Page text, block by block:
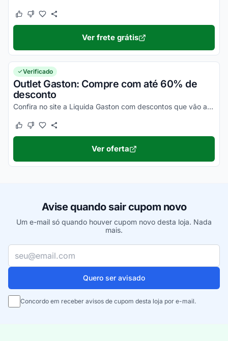
Este cupom funcionou
Este cupom não funcionou
Ver frete grátis
Verificado
Outlet Gaston: Compre com até 60% de
desconto
Confira no site a Liquida Gaston com descontos que vão até a 60%. Confira!
Este cupom funcionou
Este cupom não funcionou
Ver oferta
Avise quando sair cupom novo
Um e-mail só quando houver cupom novo desta loja. Nada
mais.
Quero ser avisado
Concordo em receber avisos de cupom desta loja por e-mail.